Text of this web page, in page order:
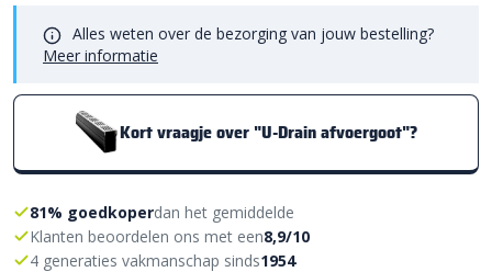
Alles weten over de bezorging van jouw bestelling?
Meer informatie
Kort vraagje over "U-Drain afvoergoot"?
81% goedkoperdan het gemiddelde
Klanten beoordelen ons met een8,9/10
4 generaties vakmanschap sinds1954